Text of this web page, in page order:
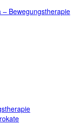
– Bewegungstherapie